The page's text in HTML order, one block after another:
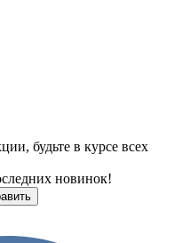
будьте в курсе всех
новинок!